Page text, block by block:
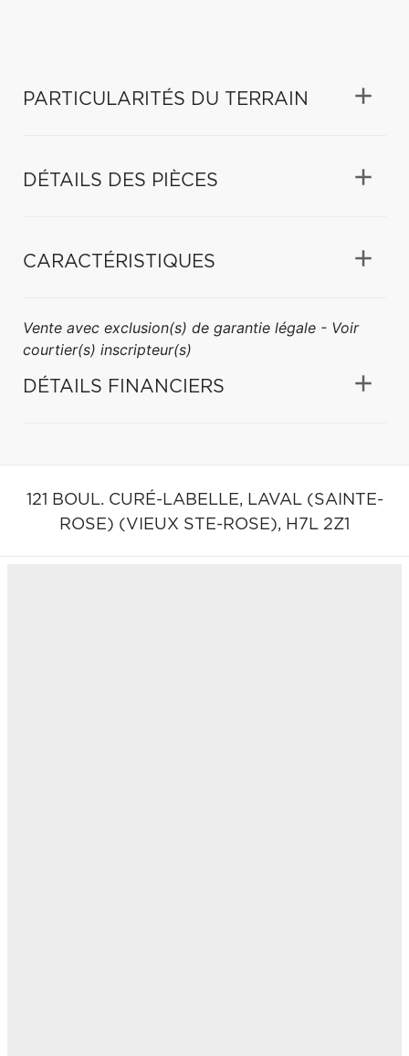
PARTICULARITÉS DU TERRAIN
DÉTAILS DES PIÈCES
CARACTÉRISTIQUES
Vente avec exclusion(s) de garantie légale - Voir
courtier(s) inscripteur(s)
DÉTAILS FINANCIERS
121 BOUL. CURÉ-LABELLE, LAVAL (SAINTE-
ROSE) (VIEUX STE-ROSE), H7L 2Z1